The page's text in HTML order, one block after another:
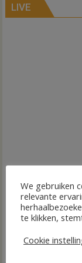
LIVE
We gebruiken
relevante
te klikken,
Cookie